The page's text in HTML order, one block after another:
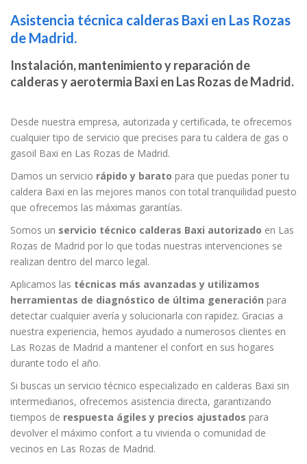
Asistencia técnica calderas Baxi en Las Rozas
de Madrid.
Instalación, mantenimiento y reparación de
calderas y aerotermia Baxi en Las Rozas de Madrid.
Desde nuestra empresa, autorizada y certificada, te ofrecemos
cualquier tipo de servicio que precises para tu caldera de gas o
gasoil Baxi en Las Rozas de Madrid.
Damos un servicio rápido y barato para que puedas poner tu
caldera Baxi en las mejores manos con total tranquilidad puesto
que ofrecemos las máximas garantías.
Somos un servicio técnico calderas Baxi autorizado en Las
Rozas de Madrid por lo que todas nuestras intervenciones se
realizan dentro del marco legal.
Aplicamos las técnicas más avanzadas y utilizamos
herramientas de diagnóstico de última generación para
detectar cualquier avería y solucionarla con rapidez. Gracias a
nuestra experiencia, hemos ayudado a numerosos clientes en
Las Rozas de Madrid a mantener el confort en sus hogares
durante todo el año.
Si buscas un servicio técnico especializado en calderas Baxi sin
intermediarios, ofrecemos asistencia directa, garantizando
tiempos de respuesta ágiles y precios ajustados para
devolver el máximo confort a tu vivienda o comunidad de
vecinos en Las Rozas de Madrid.